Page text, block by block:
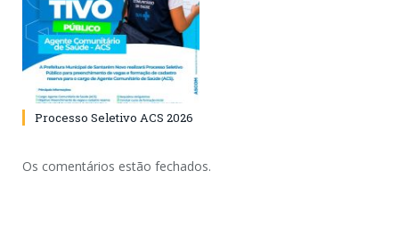
Processo Seletivo ACS 2026
Os comentários estão fechados.